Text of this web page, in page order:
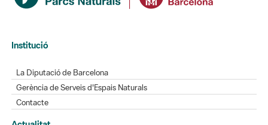
Institució
La Diputació de Barcelona
Gerència de Serveis d'Espais Naturals
Contacte